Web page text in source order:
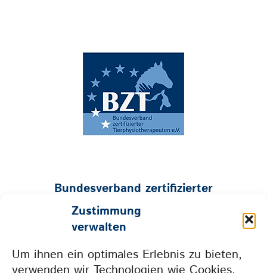
Zustimmung
verwalten
Um ihnen ein optimales Erlebnis zu bieten,
Bundesverband zertifizierter
Tierphysiotherapeuten e.V.
Geschäftsstelle:
Tel. 0157 73604665 • info@bzt-ev.de